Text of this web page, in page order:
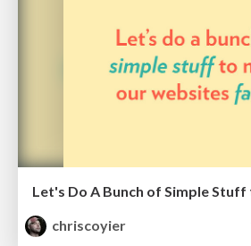
chriscoyier